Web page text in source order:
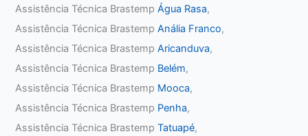
Assistência Técnica BrastempÁgua Rasa,
Assistência Técnica BrastempAnália Franco,
Assistência Técnica BrastempAricanduva,
Assistência Técnica Brastemp Belém,
Assistência Técnica Brastemp Mooca,
Assistência Técnica Brastemp Penha,
Assistência Técnica BrastempTatuapé,